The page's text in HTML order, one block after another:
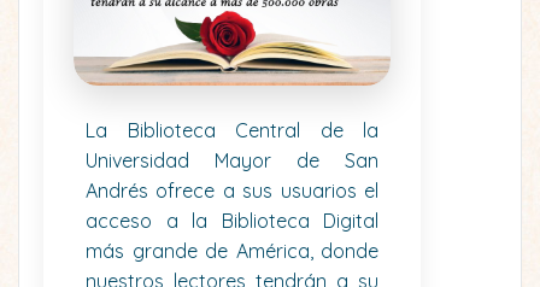
La Biblioteca Central de la
Universidad Mayor de San
Andrés ofrece a sus usuarios el
acceso a la Biblioteca Digital
más grande de América, donde
nuestros lectores tendrán a su